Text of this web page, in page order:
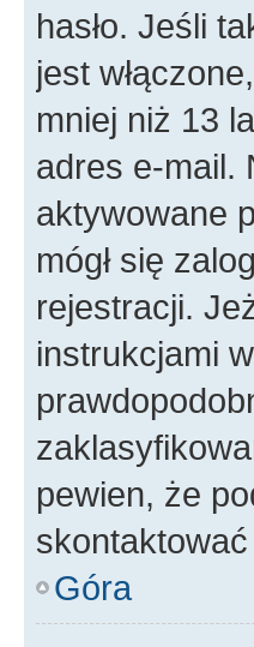
hasło. Jeśli
jest
mniej niż 13
adres e-mail.
aktywowane
mógł się
rejestracji.
instrukcjami
pewien, że
Góra